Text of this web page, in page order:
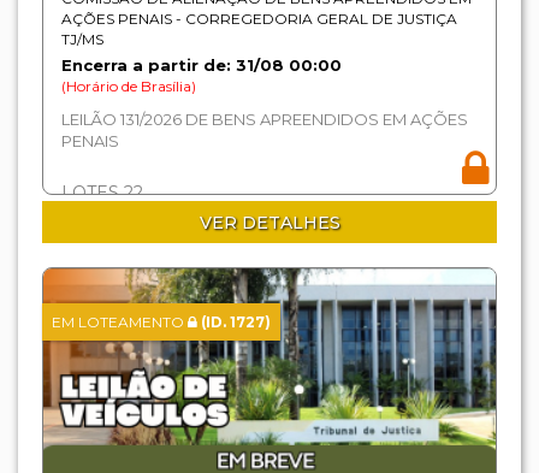
AÇÕES PENAIS - CORREGEDORIA GERAL DE JUSTIÇA
TJ/MS
Encerra a partir de: 31/08 00:00
(Horário de Brasília)
LEILÃO 131/2026 DE BENS APREENDIDOS EM AÇÕES
PENAIS
LOTES 22
VER DETALHES
EM LOTEAMENTO (ID. 1727)